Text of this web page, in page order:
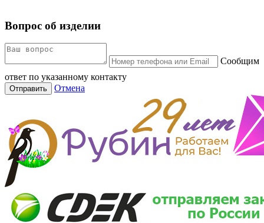
Вопрос об изделии
Сообщим
ответ по указанному контакту
Отправить Отмена